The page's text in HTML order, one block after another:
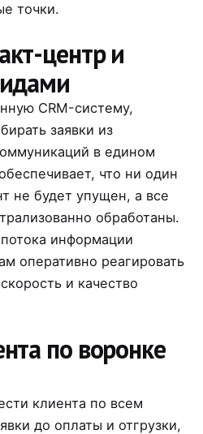
точки.
центр и
CRM-систему,
заявки из
в едином
что ни один
не будет упущен, а все
обработаны.
информации
оперативно реагировать
и качество
по воронке
клиента по всем
до оплаты и отгрузки,